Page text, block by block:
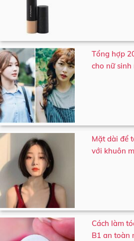
Tổng hợp
cho nữ
Mặt dài để
với khuôn
Cách làm
B1 an toàn